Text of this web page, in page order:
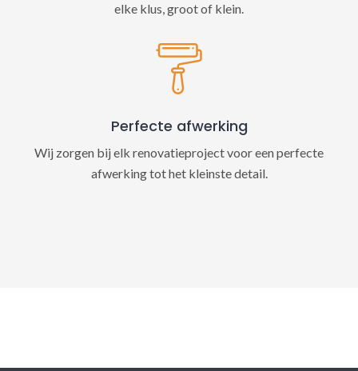
elke klus, groot of klein.
Perfecte afwerking
Wij zorgen bij elk renovatieproject voor een perfecte
afwerking tot het kleinste detail.